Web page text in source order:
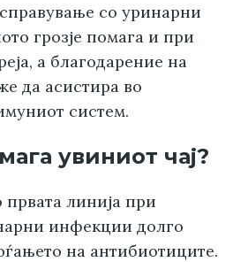
со уринарни
грозје помага и при
а благодарение на
да асистира во
систем.
увиниот чај?
првата линија при
инфекции долго
на антибиотиците.